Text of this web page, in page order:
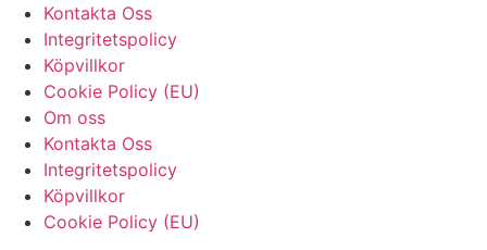
Kontakta Oss
Integritetspolicy
Köpvillkor
Cookie Policy (EU)
Om oss
Kontakta Oss
Integritetspolicy
Köpvillkor
Cookie Policy (EU)